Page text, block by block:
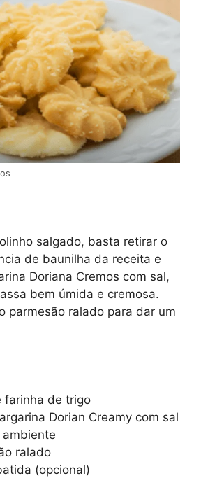
salgado, basta retirar o
de baunilha da receita e
Doriana Cremos com sal,
bem úmida e cremosa.
parmesão ralado para dar um
farinha de trigo
Dorian Creamy com sal
ralado
(opcional)